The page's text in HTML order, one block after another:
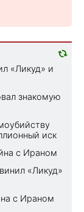
«Ликуд» и
знакомую
иск
с Ираном
«Ликуд»
с Ираном